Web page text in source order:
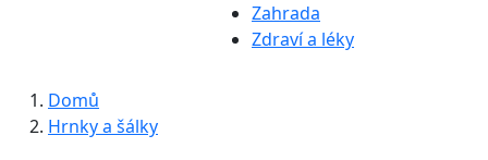
Zahrada
Zdraví a léky
Domů
Hrnky a šálky